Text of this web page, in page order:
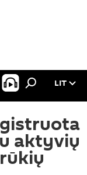
LIT
aktyvių